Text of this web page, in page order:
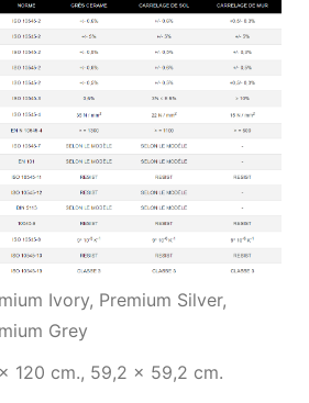
Ivory, Premium Silver,
Grey
120 cm., 59,2 x 59,2 cm.